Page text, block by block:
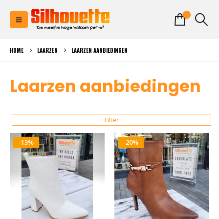
HOME LAARZEN LAARZEN AANBIEDINGEN
Laarzen aanbiedingen
Filter
-13% -20%